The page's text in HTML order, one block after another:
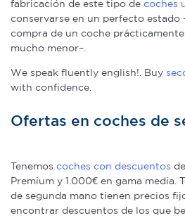
fabricación de este tipo de coches
conservarse en un perfecto estado
compra de un coche
mucho menor–.
We speak fluently english!. Buy
with confidence.
Ofertas en coches de
Tenemos coches con descuentos
Premium y 1.000€ en gama media.
de segunda mano tienen precios
encontrar descuentos de los que